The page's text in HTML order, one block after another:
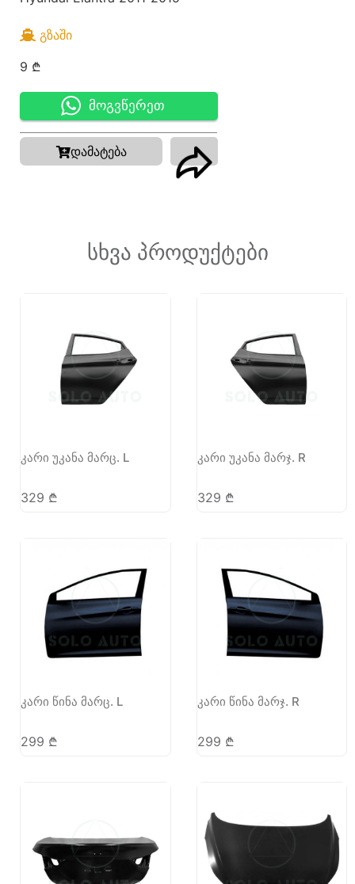
ᲒᲖᲐᲨᲘ
9 ₾
მოგვწერეთ
დამატება
სხვა პროდუქტები
კარი უკანა მარც. L
329 ₾
კარი უკანა მარჯ. R
329 ₾
კარი წინა მარც. L
299 ₾
კარი წინა მარჯ. R
299 ₾